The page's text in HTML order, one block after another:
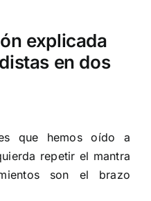
explicada
en dos
que hemos oído a
repetir el mantra
son el brazo